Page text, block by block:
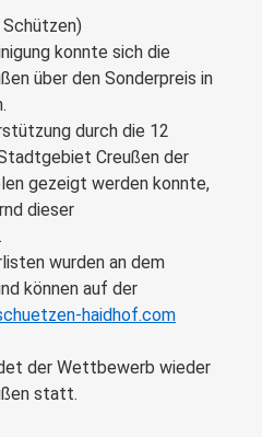
konnte sich die
über den Sonderpreis in
durch die 12
Creußen der
gezeigt werden konnte,
dieser
wurden an dem
können auf der
haidhof.com
der Wettbewerb wieder
statt.